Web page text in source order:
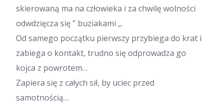
skierowaną ma na człowieka i za chwilę wolności
odwdzięcza się ” buziakami „.
Od samego początku pierwszy przybiega do krat i
zabiega o kontakt, trudno się odprowadza go
kojca z powrotem…
Zapiera się z całych sił, by uciec przed
samotnością…